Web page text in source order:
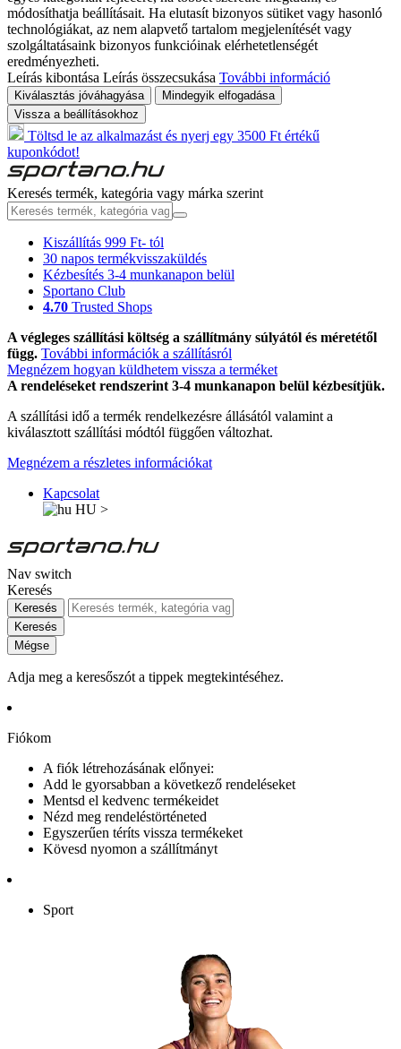
módosíthatja beállításait. Ha elutasít bizonyos sütiket vagy hasonló
technológiákat, az nem alapvető tartalom megjelenítését vagy
szolgáltatásaink bizonyos funkcióinak elérhetetlenségét
eredményezheti.
Leírás kibontása Leírás összecsukása További információ
Kiválasztás jóváhagyása
Mindegyik elfogadása
Vissza a beállításokhoz
Töltsd le az alkalmazást és nyerj egy 3500 Ft értékű
kuponkódot!
Keresés termék, kategória vagy márka szerint
Kiszállítás 999 Ft- tól
30 napos termékvisszaküldés
Kézbesítés 3-4 munkanapon belül
Sportano Club
4.70 Trusted Shops
A végleges szállítási költség a szállítmány súlyától és méretétől
függ. További információk a szállításról
Megnézem hogyan küldhetem vissza a terméket
A rendeléseket rendszerint 3-4 munkanapon belül kézbesítjük.
A szállítási idő a termék rendelkezésre állásától valamint a
kiválasztott szállítási módtól függően változhat.
Megnézem a részletes információkat
Kapcsolat
HU >
Nav switch
Keresés
Keresés
Keresés
Mégse
Adja meg a keresőszót a tippek megtekintéséhez.
Fiókom
A fiók létrehozásának előnyei:
Add le gyorsabban a következő rendeléseket
Mentsd el kedvenc termékeidet
Nézd meg rendeléstörténeted
Egyszerűen téríts vissza termékeket
Kövesd nyomon a szállítmányt
Sport